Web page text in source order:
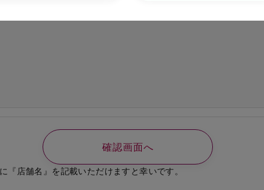
用目的以外で個人情報を取得または利用する場合は、個別に利用目的を明示
店舗名』を記載いただけますと幸いです。